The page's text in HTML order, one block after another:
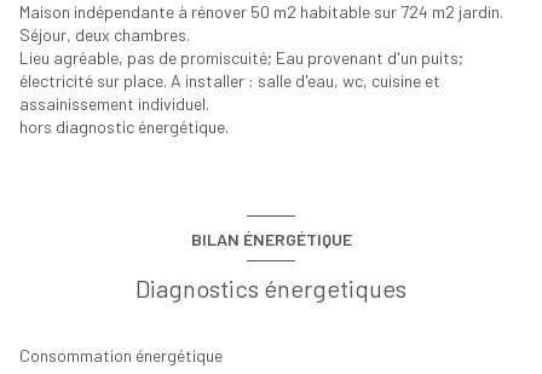
Maison indépendante à rénover 50 m2 habitable sur 724 m2 jardin.
Séjour, deux chambres.
Lieu agréable, pas de promiscuité; Eau provenant d'un puits;
électricité sur place. A installer : salle d'eau, wc, cuisine et
assainissement individuel.
hors diagnostic énergétique.
BILAN ÉNERGÉTIQUE
Diagnostics énergetiques
Consommation énergétique